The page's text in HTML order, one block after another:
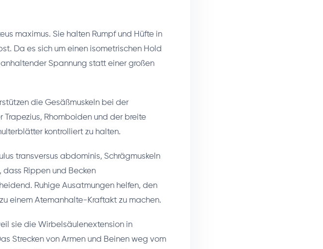
maximus. Sie halten Rumpf und Hüfte in
Da es sich um einen isometrischen Hold
Spannung statt einer großen
die Gesäßmuskeln bei der
Trapezius, Rhomboiden und der breite
kontrolliert zu halten.
transversus abdominis, Schrägmuskeln
Rippen und Becken
Ruhige Ausatmungen helfen, den
einem Atemanhalte-Kraftakt zu machen.
sie die Wirbelsäulenextension in
Strecken von Armen und Beinen weg vom